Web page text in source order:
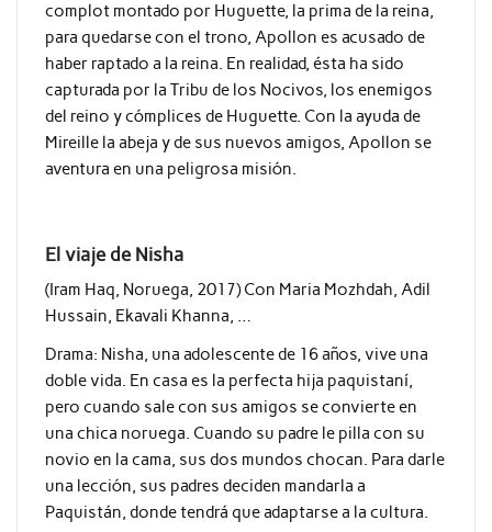
complot montado por Huguette, la prima de la reina,
para quedarse con el trono, Apollon es acusado de
haber raptado a la reina. En realidad, ésta ha sido
capturada por la Tribu de los Nocivos, los enemigos
del reino y cómplices de Huguette. Con la ayuda de
Mireille la abeja y de sus nuevos amigos, Apollon se
aventura en una peligrosa misión.
El viaje de Nisha
(Iram Haq, Noruega, 2017) Con Maria Mozhdah, Adil
Hussain, Ekavali Khanna, …
Drama: Nisha, una adolescente de 16 años, vive una
doble vida. En casa es la perfecta hija paquistaní,
pero cuando sale con sus amigos se convierte en
una chica noruega. Cuando su padre le pilla con su
novio en la cama, sus dos mundos chocan. Para darle
una lección, sus padres deciden mandarla a
Paquistán, donde tendrá que adaptarse a la cultura.